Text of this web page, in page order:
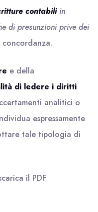
contabiliin
di presunzioni prive dei
e della
di ledere i diritti
analitici o
espressamente
tale tipologia di
il PDF